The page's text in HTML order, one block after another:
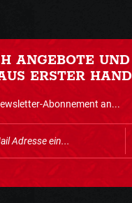
ANGEBOTE UND
ERSTER HAND
Abonnement an...